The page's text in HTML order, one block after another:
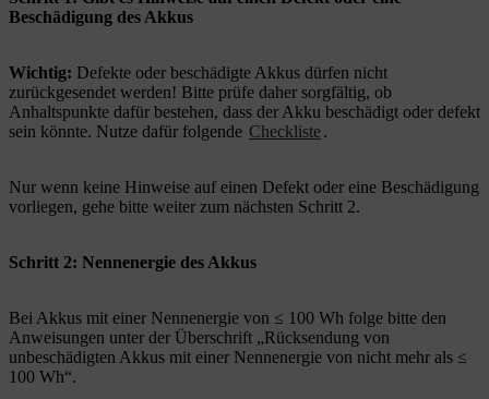
Beschädigung des Akkus
Wichtig: Defekte oder beschädigte Akkus dürfen nicht
zurückgesendet werden! Bitte prüfe daher sorgfältig, ob
Anhaltspunkte dafür bestehen, dass der Akku beschädigt oder defekt
sein könnte. Nutze dafür folgende Checkliste.
Nur wenn keine Hinweise auf einen Defekt oder eine Beschädigung
vorliegen, gehe bitte weiter zum nächsten Schritt 2.
Schritt 2: Nennenergie des Akkus
Bei Akkus mit einer Nennenergie von ≤ 100 Wh folge bitte den
Anweisungen unter der Überschrift „Rücksendung von
unbeschädigten Akkus mit einer Nennenergie von nicht mehr als ≤
100 Wh“.